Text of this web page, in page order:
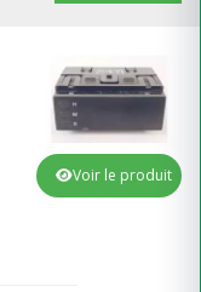
Voir le produit